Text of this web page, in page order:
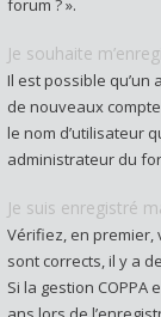
forum ? ».
Je souhaite
Il est possible
de nouveaux
le nom d’utilisateur
administrateur du
Je suis enregistré
Vérifiez, en premier,
sont corrects, il y a
Si la gestion